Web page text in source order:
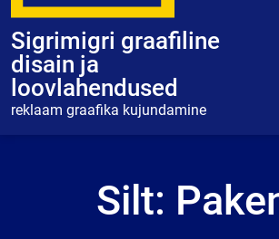
Sigrimigri graafiline
disain ja
loovlahendused
reklaam graafika kujundamine
Silt: